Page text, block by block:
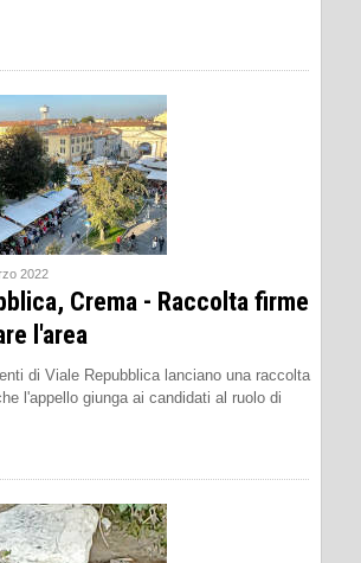
2022
Crema - Raccolta firme
l'area
di Viale Repubblica lanciano una raccolta
l'appello giunga ai candidati al ruolo di